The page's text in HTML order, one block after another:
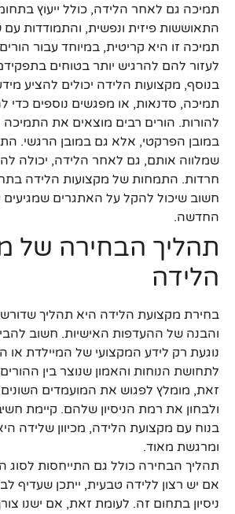
תמיכה גם לאחר הלידה, כולל ייעוץ
התאוששות פיזית ונפשית, והתמודדות עם
תמיכה זו היא קריטית, במיוחד עבור
לעזור להם להרגיש יותר בטוחים
בנוסף, מקצועות הלידה יכולים להציע
תמיכה, סדנאות, או מפגשים נוספים
להורות. הורים רבים מוצאים את התמיכה
במובן הפרקטי, אלא גם במובן הרגשי.
שמלווה אותם, גם לאחר הלידה, יכולה
חרדות. התמחות של מקצועות הלידה
חשוב שיכול להקל על האתגרים שמגיעים
החדשה.
תהליך הבחירה של
הלידה
בחירת מקצועת הלידה היא תהליך
והבנה של ההעדפות האישיות. חשוב
נוגעת רק לידע המקצועי של המיילדת או
לתחושת הנוחות והאמון שנוצר בין
זאת, מומלץ לפגוש את המועמדים
ולבחון את רמת הניסיון שלהם. קיימת
בנוח עם מקצועת הלידה, מכיוון שלידה
ומרגשת מאוד.
תהליך הבחירה כולל גם התייחסות לסוג
אם יש רצון ללידה טבעית, ייתכן שעדיף
ניסיון בתחום זה. לעומת זאת, אם ישנו